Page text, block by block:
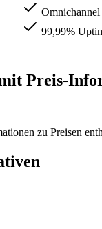
Omnichannel
99,99%
Preis-
zu Preisen